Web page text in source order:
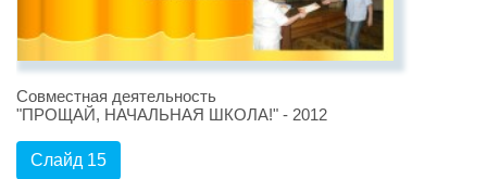
Совместная деятельность
"ПРОЩАЙ, НАЧАЛЬНАЯ ШКОЛА!" - 2012
Слайд 15